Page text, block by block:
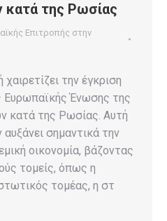
της Ρωσίας
Επιτροπής στην
την έγκριση
Ευρωπαϊκής Ένωσης της
κατά της Ρωσίας. Αυτή
σημαντικά την
οικονομία, βάζοντας
τομείς, όπως η
τομέας, η στ